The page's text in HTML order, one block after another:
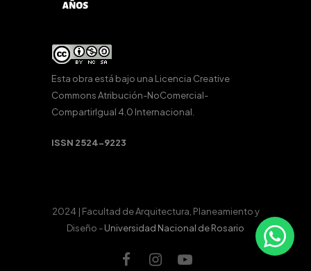
Esta obra está bajo una Licencia Creative
Commons Atribución-NoComercial-
CompartirIgual 4.0 Internacional.
ISSN 2524-9223
2024 | Facultad de Arquitectura, Planeamiento y
Diseño -Universidad Nacional de Rosario